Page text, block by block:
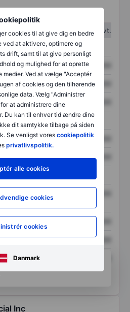
cookies til at give dig en bedre
ved at aktivere, optimere og
drift, samt til at give personligt
og mulighed for at oprette
medier. Ved at vælge "Acceptér
af cookies og den tilhørende
data. Vælg "Administrer
at administrere dine
Du kan til enhver tid ændre dine
dit samtykke tilbage på siden
Se venligst vores cookiepolitik
privatlivspolitik.
alle cookies
cookies
cookies
Danmark
1. kvt.
2. kvt.
XXXXXXX XXXXXXX
XXXXXXX XXXXXXX
XXXXXXX
XXXXXXX XXXXXXX
XXXXXXX XXXXXXX
XXXXXXX
XXXXXXX XXXXXXX
XXXXXXX
adgang til flere diagrammer
Inc